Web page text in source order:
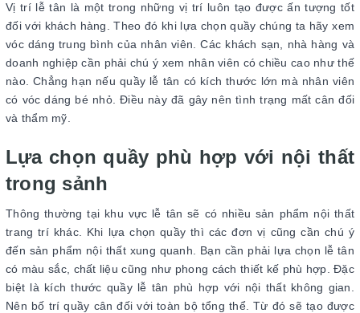
Vị trí lễ tân là một trong những vị trí luôn tạo được ấn tượng tốt
đối với khách hàng. Theo đó khi lựa chọn quầy chúng ta hãy xem
vóc dáng trung bình của nhân viên. Các khách sạn, nhà hàng và
doanh nghiệp cần phải chú ý xem nhân viên có chiều cao như thế
nào. Chẳng hạn nếu quầy lễ tân có kích thước lớn mà nhân viên
có vóc dáng bé nhỏ. Điều này đã gây nên tình trạng mất cân đối
và thẩm mỹ.
Lựa chọn quầy phù hợp với nội thất
trong sảnh
Thông thường tại khu vực lễ tân sẽ có nhiều sản phẩm nội thất
trang trí khác. Khi lựa chọn quầy thì các đơn vị cũng cần chú ý
đến sản phẩm nội thất xung quanh. Bạn cần phải lựa chọn lễ tân
có màu sắc, chất liệu cũng như phong cách thiết kế phù hợp. Đặc
biệt là kích thước quầy lễ tân phù hợp với nội thất không gian.
Nên bố trí quầy cân đối với toàn bộ tổng thể. Từ đó sẽ tạo được